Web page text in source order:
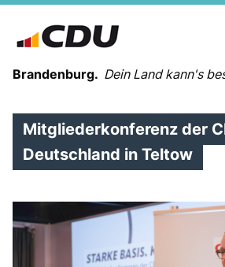
Brandenburg. Dein Land kann's
MELDUNGEN
TERMINE
ORGANISATION
KREISVERBÄNDE
Mitgliederkonferenz der
Deutschland in Teltow